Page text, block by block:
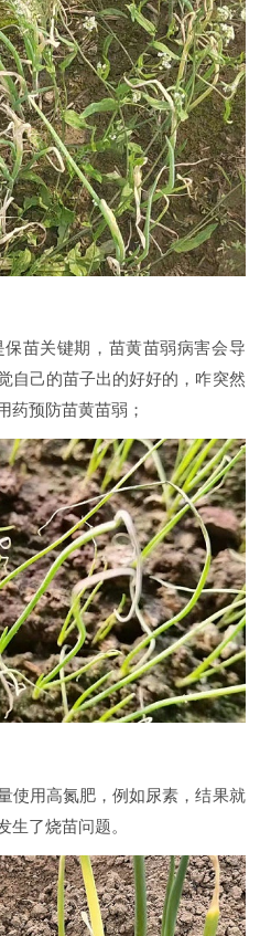
苗关键期，苗黄苗弱病害会导
自己的苗子出的好好的，咋突然
药预防苗黄苗弱；
使用高氮肥，例如尿素，结果就
生了烧苗问题。